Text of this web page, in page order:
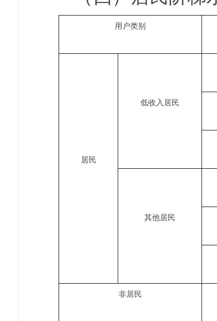
用户类别
居民
低收入居民
其他居民
非居民